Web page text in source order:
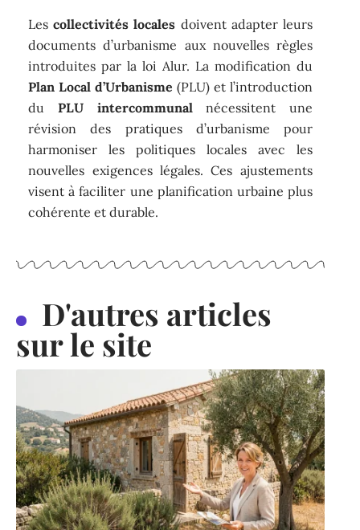
Lescollectivités locales doivent adapter leurs
documents d’urbanisme aux nouvelles règles
introduites par la loi Alur. La modification du
Plan Local d’Urbanisme (PLU) et l’introduction
du PLU intercommunalnécessitent une
révision des pratiques d’urbanisme pour
harmoniser les politiques locales avec les
nouvelles exigences légales. Ces ajustements
visent à faciliter une planification urbaine plus
cohérente et durable.
D'autres articles
sur le site